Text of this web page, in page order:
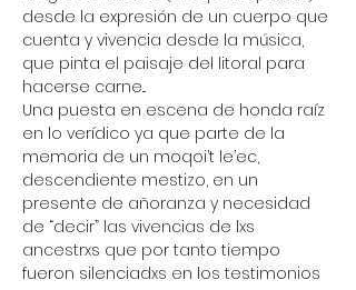
desde la expresión de un cuerpo que
cuenta y vivencia desde la música,
que pinta el paisaje del litoral para
hacerse carne...
Una puesta en escena de honda raíz
en lo verídico ya que parte de la
memoria de un moqoi’t le’ec,
descendiente mestizo, en un
presente de añoranza y necesidad
de “decir” las vivencias de lxs
ancestrxs que por tanto tiempo
fueron silenciadxs en los testimonios